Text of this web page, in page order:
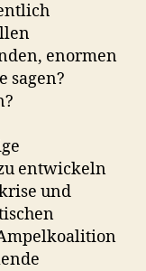
enormen
sagen?
entwickeln
und